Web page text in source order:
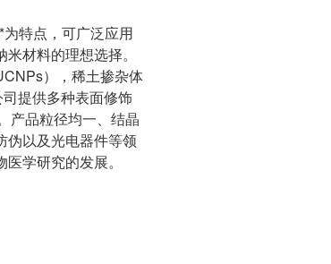
特点，可广泛应用
材料的理想选择。
），稀土掺杂体
司提供多种表面修饰
产品粒径均一、结晶
伪以及光电器件等领
学研究的发展。